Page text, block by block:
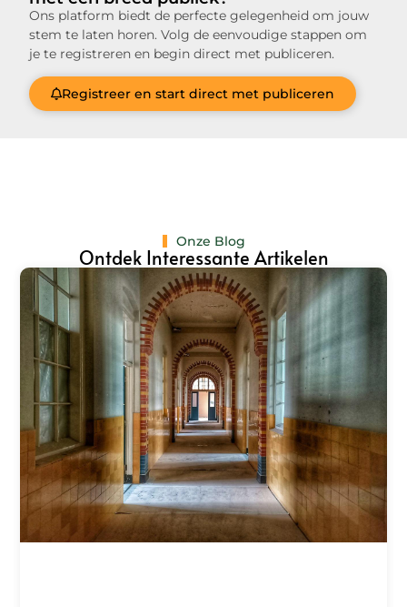
Ons platform biedt de perfecte gelegenheid om jouw
stem te laten horen. Volg de eenvoudige stappen om
je te registreren en begin direct met publiceren.
Registreer en start direct met publiceren
Onze Blog
Ontdek Interessante Artikelen